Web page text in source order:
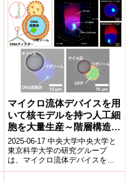
マイクロ流体デバイスを用
いて核モデルを持つ人工細
胞を大量生産～階層構造を
有する均一・均質な人工細
胞を実現～
2025-06-17 中央大学中央大学と
東京科学大学の研究グループ
は、マイクロ流体デバイスを用
いて、DNA凝集体を核モデルと